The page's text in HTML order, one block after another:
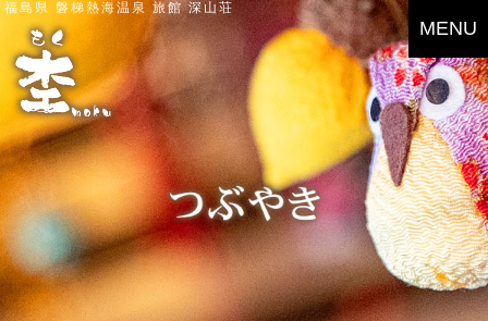
福島県 磐梯熱海温泉 旅館 深山荘
MENU